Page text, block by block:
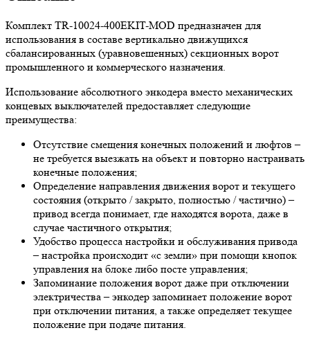
Комплект TR-10024-400EKIT-MOD предназначен для
использования в составе вертикально движущихся
сбалансированных (уравновешенных) секционных ворот
промышленного и коммерческого назначения.
Использование абсолютного энкодера вместо механических
концевых выключателей предоставляет следующие
преимущества:
Отсутствие смещения конечных положений и люфтов –
не требуется выезжать на объект и повторно настраивать
конечные положения;
Определение направления движения ворот и текущего
состояния (открыто / закрыто, полностью / частично) –
привод всегда понимает, где находятся ворота, даже в
случае частичного открытия;
Удобство процесса настройки и обслуживания привода
– настройка происходит «с земли» при помощи кнопок
управления на блоке либо посте управления;
Запоминание положения ворот даже при отключении
электричества – энкодер запоминает положение ворот
при отключении питания, а также определяет текущее
положение при подаче питания.